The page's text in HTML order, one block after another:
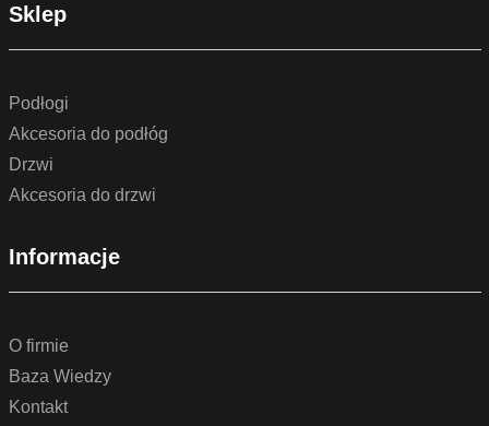
Sklep
Podłogi
Akcesoria do podłóg
Drzwi
Akcesoria do drzwi
Informacje
O firmie
Baza Wiedzy
Kontakt